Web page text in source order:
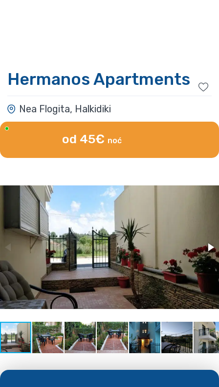
Hermanos Apartments
Nea Flogita, Halkidiki
od 45€ noć